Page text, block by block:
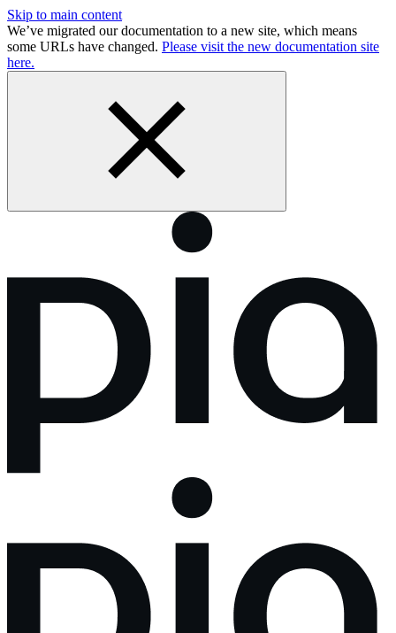
Skip to main content
We’ve migrated our documentation to a new site, which means
some URLs have changed. Please visit the new documentation site
here.